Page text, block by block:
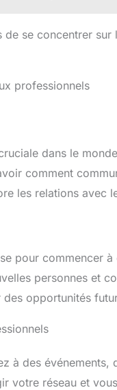
se concentrer
professionnels
dans le
comment
les relations avec
pour commencer à
personnes et
opportunités
à des
votre réseau et